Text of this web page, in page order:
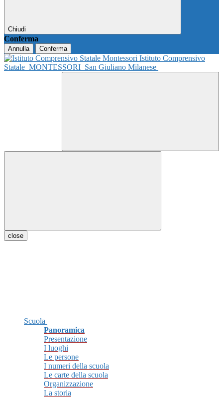
Chiudi
Conferma
Annulla Conferma
Istituto Comprensivo
Statale MONTESSORI San Giuliano Milanese
close
Scuola
Panoramica
Presentazione
I luoghi
Le persone
I numeri della scuola
Le carte della scuola
Organizzazione
La storia